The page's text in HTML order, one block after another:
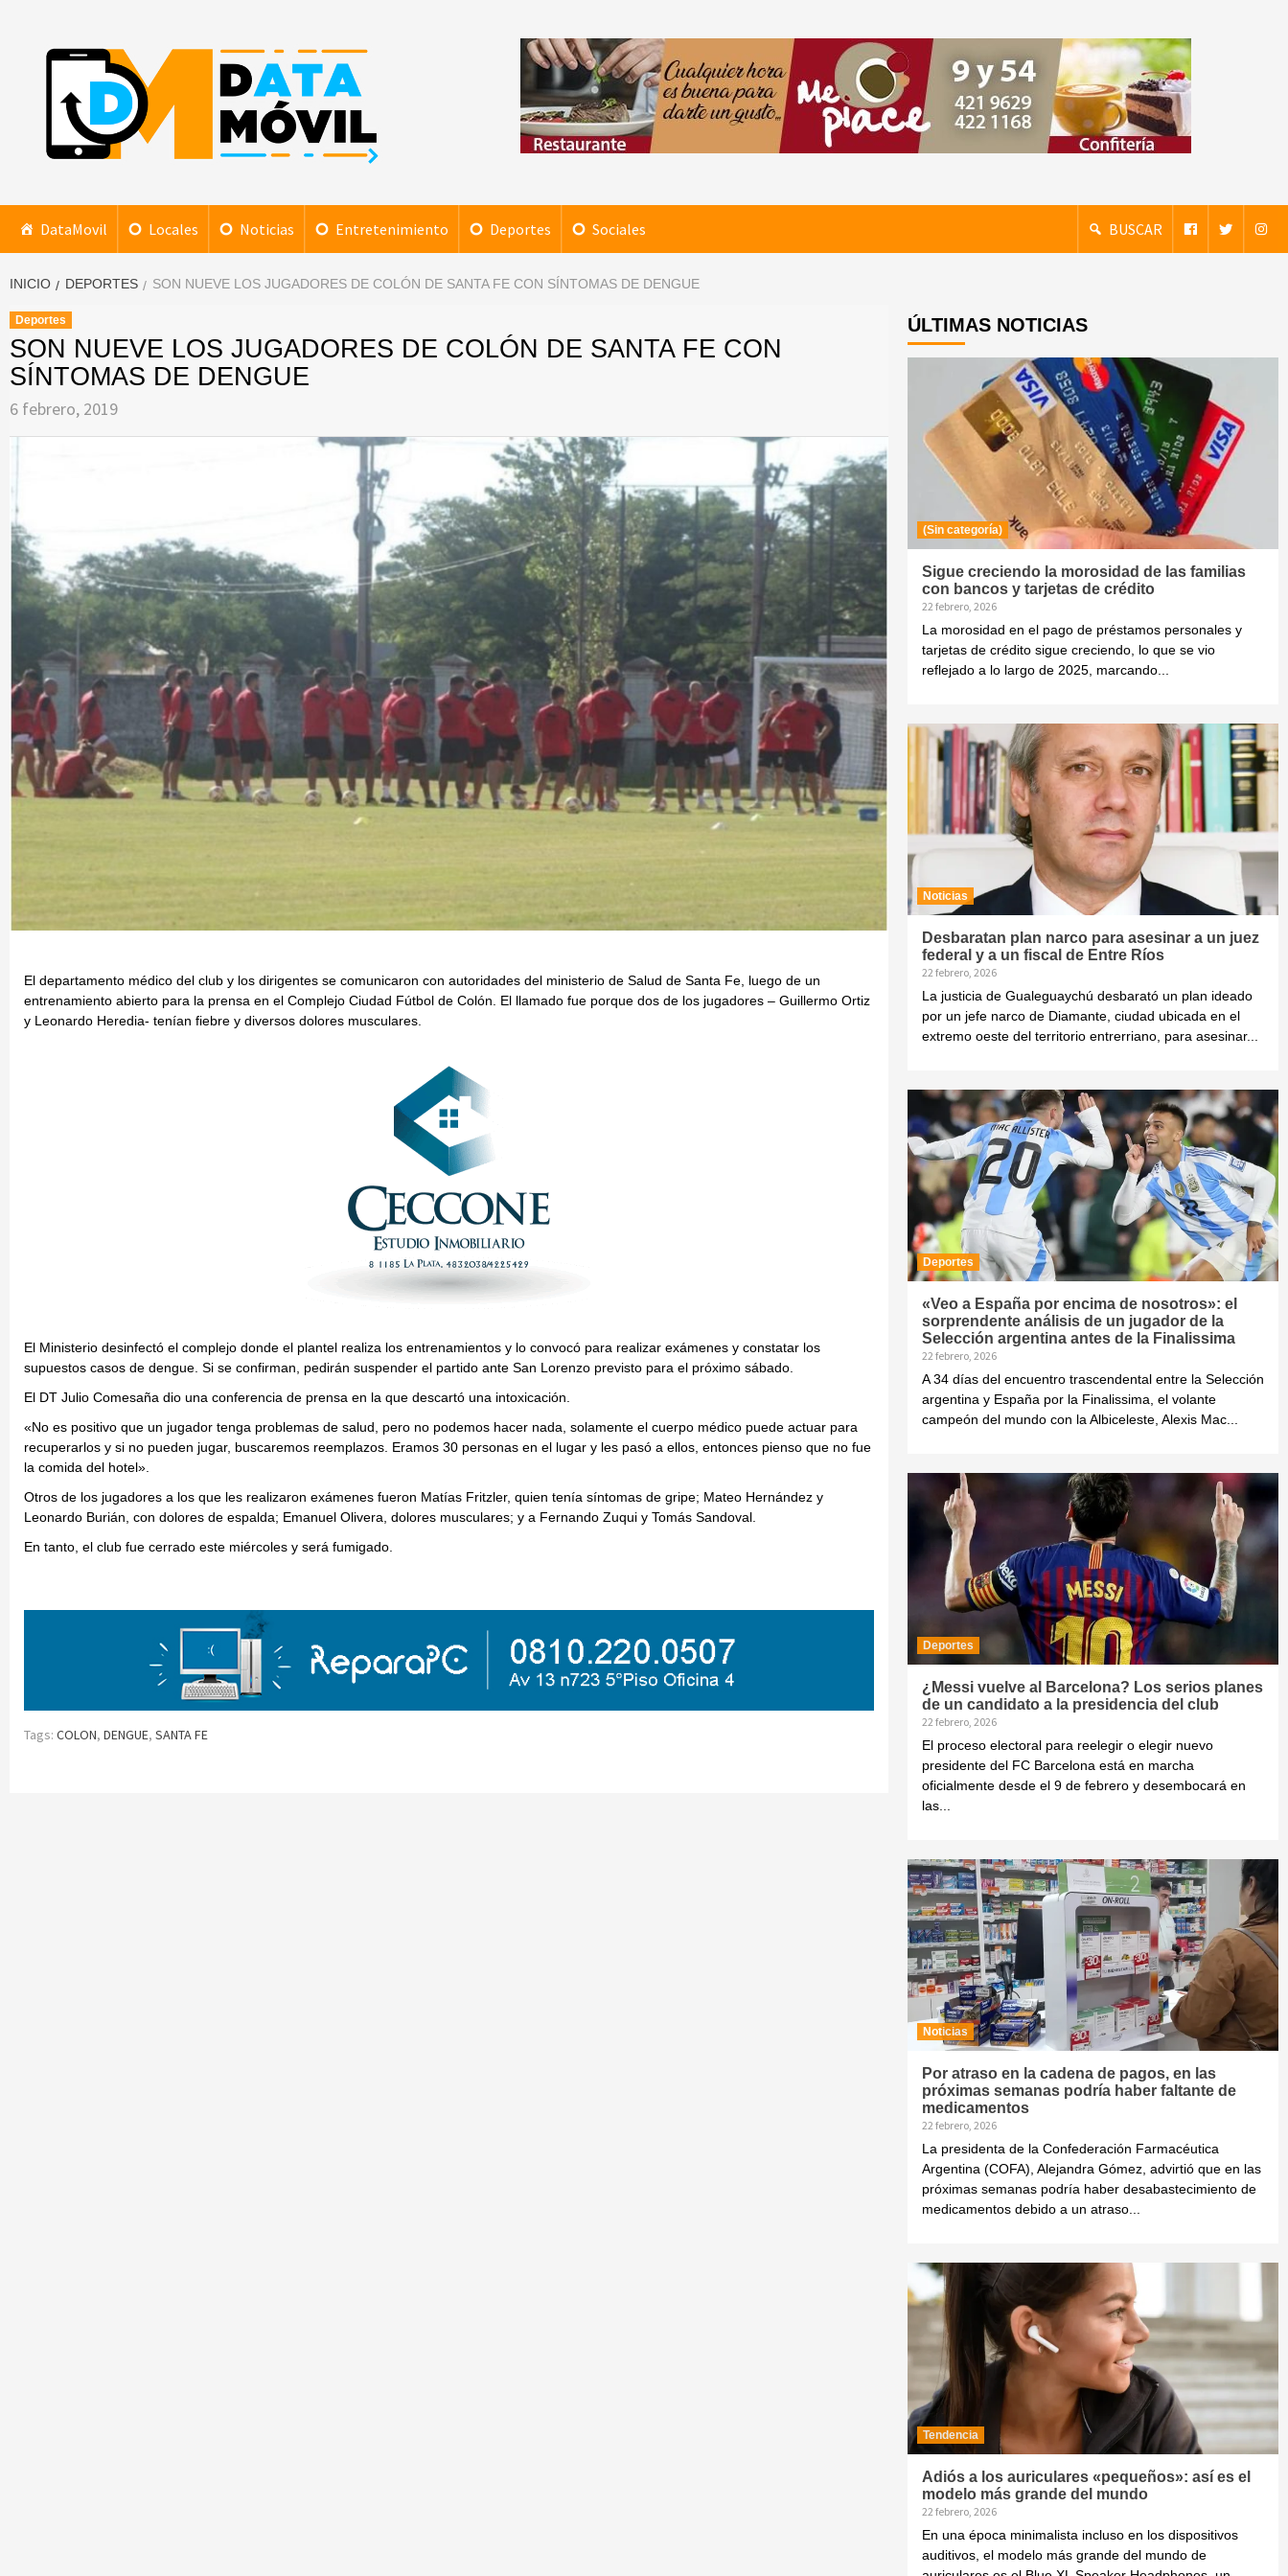
contenido
DataMovil
DataMovil Locales Noticias Entretenimiento Deportes Sociales BUSCAR
INICIO DEPORTES SON NUEVE LOS JUGADORES DE COLÓN DE SANTA FE CON SÍNTOMAS DE DENGUE
Deportes
SON NUEVE LOS JUGADORES DE COLÓN DE SANTA FE CON
SÍNTOMAS DE DENGUE
6 febrero, 2019
El departamento médico del club y los dirigentes se comunicaron con autoridades del ministerio de Salud de Santa Fe, luego de un
entrenamiento abierto para la prensa en el Complejo Ciudad Fútbol de Colón. El llamado fue porque dos de los jugadores – Guillermo Ortiz
y Leonardo Heredia- tenían fiebre y diversos dolores musculares.
El Ministerio desinfectó el complejo donde el plantel realiza los entrenamientos y lo convocó para realizar exámenes y constatar los
supuestos casos de dengue. Si se confirman, pedirán suspender el partido ante San Lorenzo previsto para el próximo sábado.
El DT Julio Comesaña dio una conferencia de prensa en la que descartó una intoxicación.
«No es positivo que un jugador tenga problemas de salud, pero no podemos hacer nada, solamente el cuerpo médico puede actuar para
recuperarlos y si no pueden jugar, buscaremos reemplazos. Eramos 30 personas en el lugar y les pasó a ellos, entonces pienso que no fue
la comida del hotel».
Otros de los jugadores a los que les realizaron exámenes fueron Matías Fritzler, quien tenía síntomas de gripe; Mateo Hernández y
Leonardo Burián, con dolores de espalda; Emanuel Olivera, dolores musculares; y a Fernando Zuqui y Tomás Sandoval.
En tanto, el club fue cerrado este miércoles y será fumigado.
Tags: COLON, DENGUE, SANTA FE
ÚLTIMAS NOTICIAS
(Sin categoría)
Sigue creciendo la morosidad de las familias
con bancos y tarjetas de crédito
22 febrero, 2026
La morosidad en el pago de préstamos personales y
tarjetas de crédito sigue creciendo, lo que se vio
reflejado a lo largo de 2025, marcando...
Noticias
Desbaratan plan narco para asesinar a un juez
federal y a un fiscal de Entre Ríos
22 febrero, 2026
La justicia de Gualeguaychú desbarató un plan ideado
por un jefe narco de Diamante, ciudad ubicada en el
extremo oeste del territorio entrerriano, para asesinar...
Deportes
«Veo a España por encima de nosotros»: el
sorprendente análisis de un jugador de la
Selección argentina antes de la Finalissima
22 febrero, 2026
A 34 días del encuentro trascendental entre la Selección
argentina y España por la Finalissima, el volante
campeón del mundo con la Albiceleste, Alexis Mac...
Deportes
¿Messi vuelve al Barcelona? Los serios planes
de un candidato a la presidencia del club
22 febrero, 2026
El proceso electoral para reelegir o elegir nuevo
presidente del FC Barcelona está en marcha
oficialmente desde el 9 de febrero y desembocará en
las...
Noticias
Por atraso en la cadena de pagos, en las
próximas semanas podría haber faltante de
medicamentos
22 febrero, 2026
La presidenta de la Confederación Farmacéutica
Argentina (COFA), Alejandra Gómez, advirtió que en las
próximas semanas podría haber desabastecimiento de
medicamentos debido a un atraso...
Tendencia
Adiós a los auriculares «pequeños»: así es el
modelo más grande del mundo
22 febrero, 2026
En una época minimalista incluso en los dispositivos
auditivos, el modelo más grande del mundo de